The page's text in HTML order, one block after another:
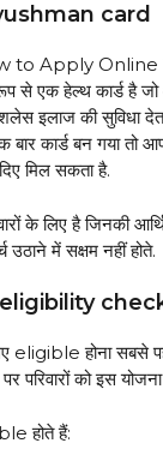
card
to Apply Online
एक हेल्थ कार्ड है जो
इलाज की सुविधा
कार्ड बन गया तो
मिल सकता है.
के लिए है जिनकी
में सक्षम नहीं होते.
होना सबसे
को इस योजना
होते हैं: